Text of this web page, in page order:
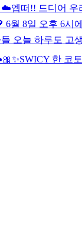
엡떠!! 드디어 우
6월 8일 오후 6시
오늘 하루도 고
SWICY 한 코